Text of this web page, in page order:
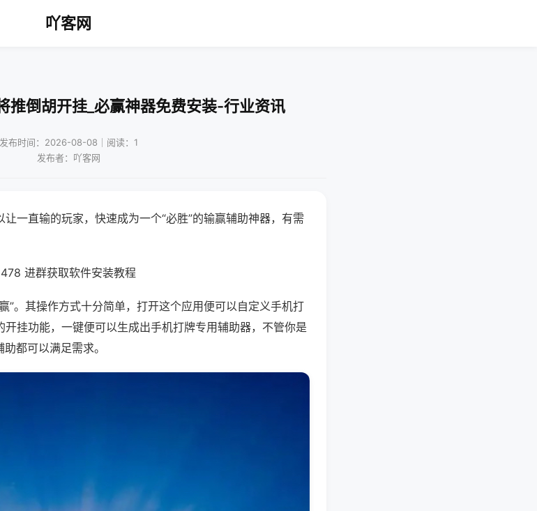
吖客网
推倒胡开挂_必赢神器免费安装-行业资讯
发布时间：2026-08-08｜阅读：1
发布者：吖客网
一直输的玩家，快速成为一个“必胜”的输赢辅助神器，有需
进群获取软件安装教程
”。其操作方式十分简单，打开这个应用便可以自定义手机打
挂功能，一键便可以生成出手机打牌专用辅助器，不管你是
都可以满足需求。